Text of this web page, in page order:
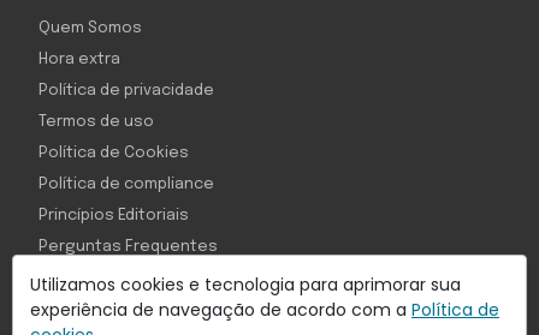
Utilizamos cookies e tecnologia para aprimorar sua
experiência de navegação de acordo com a Política de
Quem Somos
Hora extra
Política de privacidade
Termos de uso
Política de Cookies
Política de compliance
Princípios Editoriais
Perguntas Frequentes